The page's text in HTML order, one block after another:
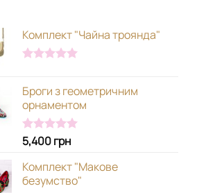
Комплект "Чайна троянда"
Броги з геометричним
орнаментом
Оцінено в
5.00
з 5
5,400грн
Комплект "Макове
безумство"